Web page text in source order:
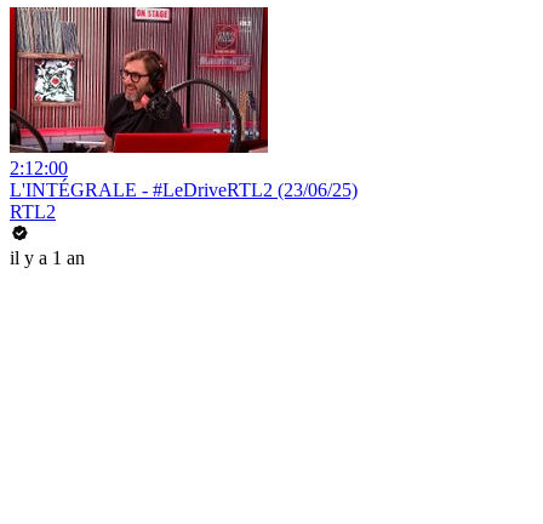
2:12:00
L'INTÉGRALE - #LeDriveRTL2 (23/06/25)
RTL2
il y a 1 an